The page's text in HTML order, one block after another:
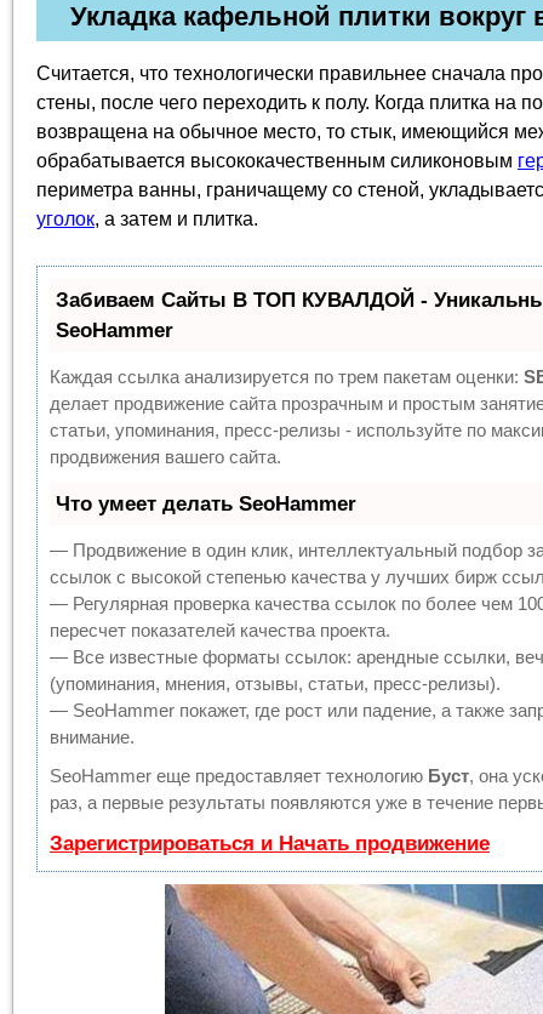
Укладка кафельной плитки вокруг
Считается, что технологически правильнее сначала
стены, после чего переходить к полу. Когда плитка на
возвращена на обычное место, то стык, имеющийся
обрабатывается высококачественным силиконовым
периметра ванны, граничащему со стеной,
уголок, а затем и плитка.
Забиваем Сайты В ТОП КУВАЛДОЙ -
SeoHammer
Каждая ссылка анализируется по трем пакетам оценки:
делает продвижение сайта прозрачным и простым
статьи, упоминания, пресс-релизы - используйте по
продвижения вашего сайта.
Что умеет делать SeoHammer
— Продвижение в один клик, интеллектуальный подбор
ссылок с высокой степенью качества у лучших бирж
— Регулярная проверка качества ссылок по более чем
пересчет показателей качества проекта.
— Все известные форматы ссылок: арендные ссылки,
(упоминания, мнения, отзывы, статьи, пресс-релизы).
— SeoHammer покажет, где рост или падение, а также
внимание.
SeoHammer еще предоставляет технологию Буст, она
раз, а первые результаты появляются уже в течение
Зарегистрироваться и Начать продвижение